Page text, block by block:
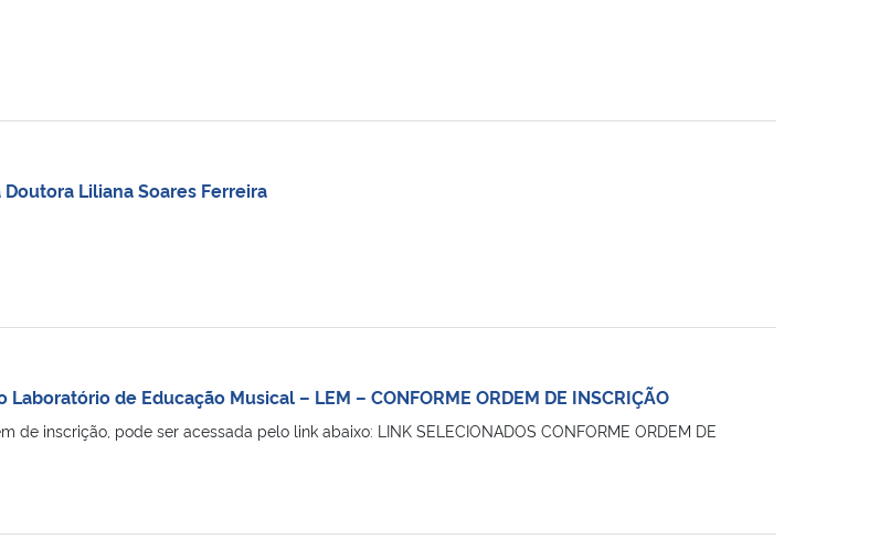
Liliana Soares Ferreira
de Educação Musical – LEM – CONFORME ORDEM DE INSCRIÇÃO
de inscrição, pode ser acessada pelo link abaixo: LINK SELECIONADOS CONFORME ORDEM DE